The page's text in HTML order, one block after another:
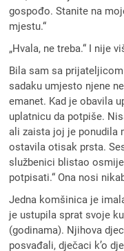
gospođo. Stanite na
mjestu.“
„Hvala, ne treba.“ I nije
Bila sam sa
sadaku umjesto njene
emanet. Kad je obavila
uplatnicu da potpiše.
ali zaista joj je ponudila
ostavila otisak prsta.
službenici blistao
potpisati.“ Ona nosi
Jedna komšinica je
je ustupila sprat svoje
(godinama). Njihova
posvađali, dječaci k’o